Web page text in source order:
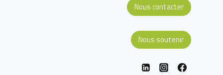
Nous contacter
Nous soutenir